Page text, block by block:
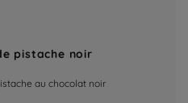
pistache noir
au chocolat noir